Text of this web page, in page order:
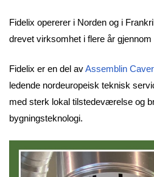
Fidelix opererer i Norden og i
drevet virksomhet i flere år
Fidelix er en del avAssemblin
ledende nordeuropeisk teknisk
med sterk lokal tilstedeværelse og
bygningsteknologi.